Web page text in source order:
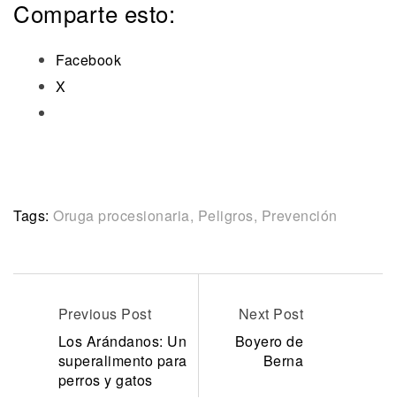
Comparte esto:
Facebook
X
Tags: Oruga procesionaria, Peligros, Prevención
Previous Post
Los Arándanos: Un
superalimento para
perros y gatos
Next Post
Boyero de
Berna